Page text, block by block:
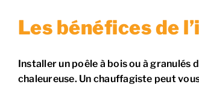
Les bénéfices de
Installer un poêle à bois ou à
chaleureuse. Un chauffagiste peut